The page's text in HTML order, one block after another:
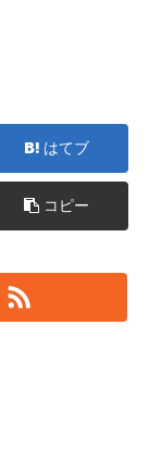
はてブ
コピー